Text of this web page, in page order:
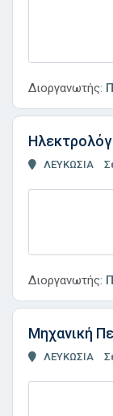
Διοργανωτής:
ΛΕΥΚΩΣΙΑ
Διοργανωτής:
Μηχανική
ΛΕΥΚΩΣΙΑ